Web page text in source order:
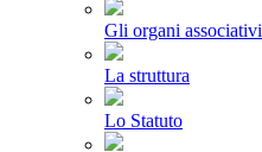
Gli organi associativi
La struttura
Lo Statuto